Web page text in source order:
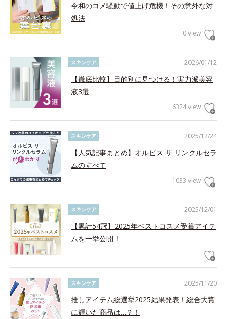
令和のコメ騒動で値上げ危機！その意外な対
処法
0 view
2026/01/12
スキンケア
【徹底比較】目的別に見つける！実力派美容
液3選
6324 view
2025/12/24
スキンケア
【人気記事まとめ】オルビス ザ リンクルセラ
ムのすべて
1033 view
2025/12/01
スキンケア
【累計54冠】2025年ベストコスメ受賞アイテ
ムを一挙公開！
2025/11/20
スキンケア
推しアイテム総選挙2025結果発表！総合大賞
に輝いた商品は…？！